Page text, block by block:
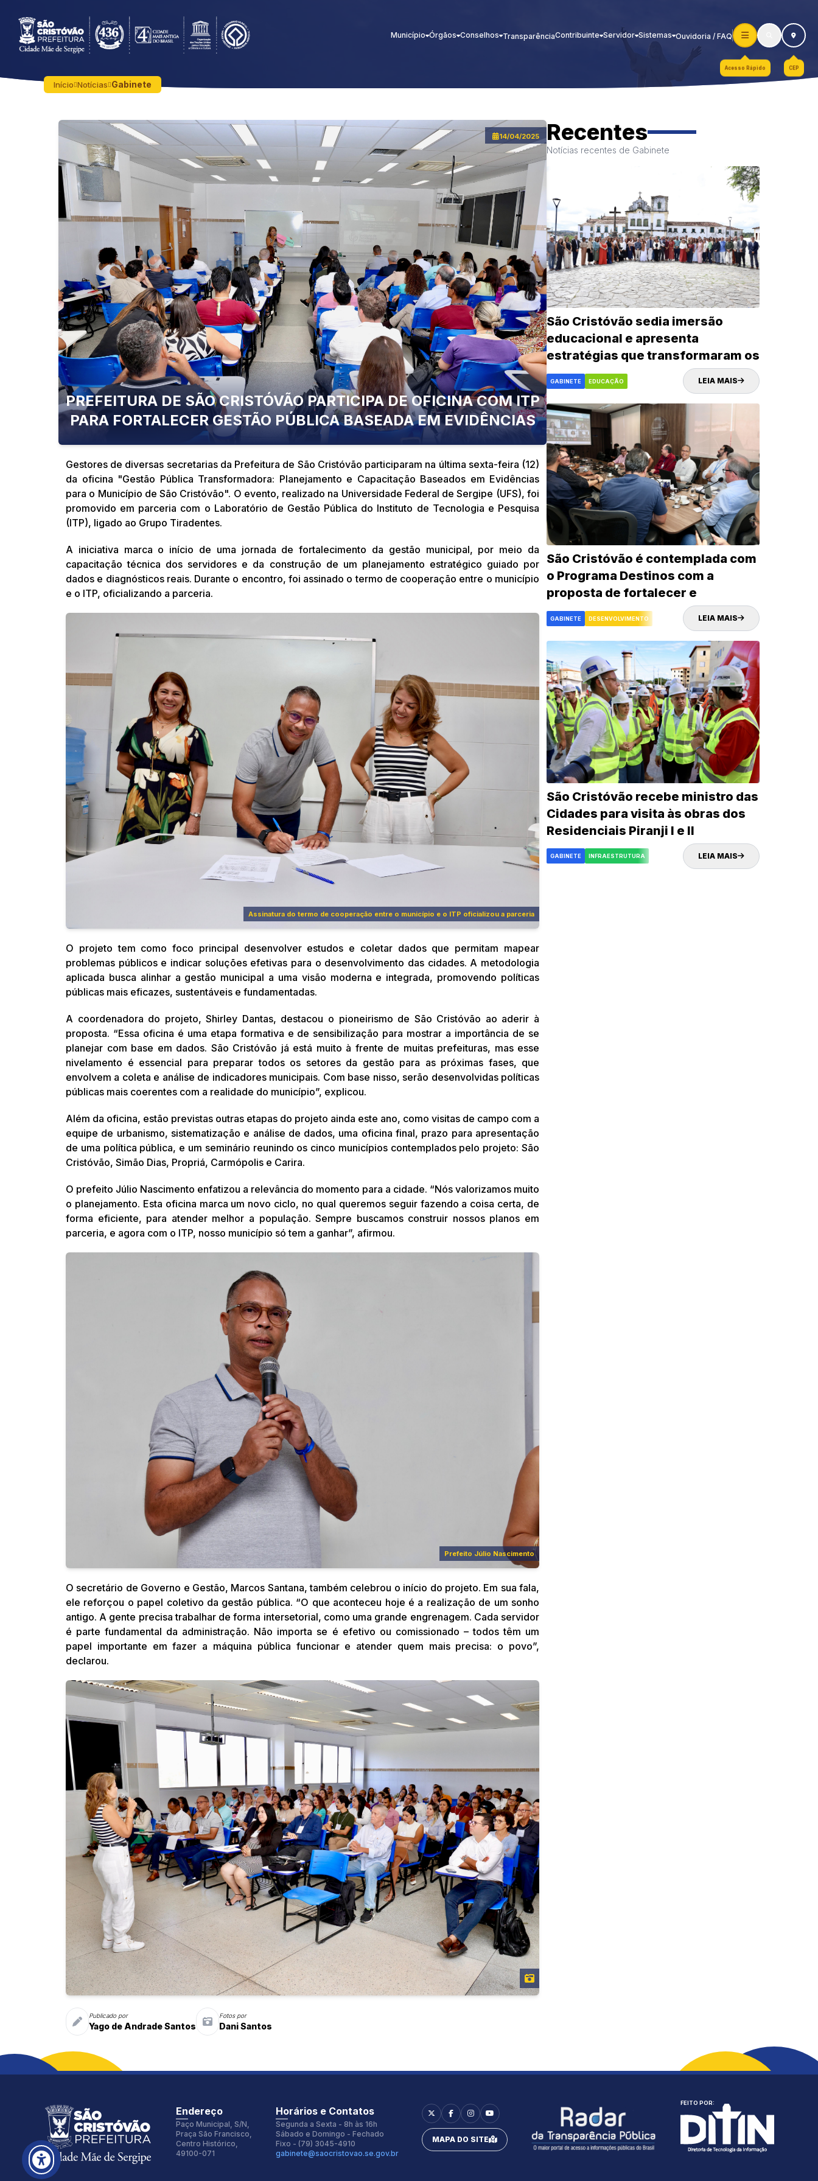
Município Órgãos Conselhos TransparênciaContribuinte Servidor Sistemas Ouvidoria / FAQ
Acesso Rápido CEP
Início Notícias Gabinete
14/04/2025
PREFEITURA DE SÃO CRISTÓVÃO PARTICIPA DE OFICINA COM ITP
PARA FORTALECER GESTÃO PÚBLICA BASEADA EM EVIDÊNCIAS
Gestores de diversas secretarias da Prefeitura de São Cristóvão participaram na última sexta-feira (12)
da oficina "Gestão Pública Transformadora: Planejamento e Capacitação Baseados em Evidências
para o Município de São Cristóvão". O evento, realizado na Universidade Federal de Sergipe (UFS), foi
promovido em parceria com o Laboratório de Gestão Pública do Instituto de Tecnologia e Pesquisa
(ITP), ligado ao Grupo Tiradentes.
A iniciativa marca o início de uma jornada de fortalecimento da gestão municipal, por meio da
capacitação técnica dos servidores e da construção de um planejamento estratégico guiado por
dados e diagnósticos reais. Durante o encontro, foi assinado o termo de cooperação entre o município
e o ITP, oficializando a parceria.
Assinatura do termo de cooperação entre o município e o ITP oficializou a parceria
O projeto tem como foco principal desenvolver estudos e coletar dados que permitam mapear
problemas públicos e indicar soluções efetivas para o desenvolvimento das cidades. A metodologia
aplicada busca alinhar a gestão municipal a uma visão moderna e integrada, promovendo políticas
públicas mais eficazes, sustentáveis e fundamentadas.
A coordenadora do projeto, Shirley Dantas, destacou o pioneirismo de São Cristóvão ao aderir à
proposta. “Essa oficina é uma etapa formativa e de sensibilização para mostrar a importância de se
planejar com base em dados. São Cristóvão já está muito à frente de muitas prefeituras, mas esse
nivelamento é essencial para preparar todos os setores da gestão para as próximas fases, que
envolvem a coleta e análise de indicadores municipais. Com base nisso, serão desenvolvidas políticas
públicas mais coerentes com a realidade do município”, explicou.
Além da oficina, estão previstas outras etapas do projeto ainda este ano, como visitas de campo com a
equipe de urbanismo, sistematização e análise de dados, uma oficina final, prazo para apresentação
de uma política pública, e um seminário reunindo os cinco municípios contemplados pelo projeto: São
Cristóvão, Simão Dias, Propriá, Carmópolis e Carira.
O prefeito Júlio Nascimento enfatizou a relevância do momento para a cidade. “Nós valorizamos muito
o planejamento. Esta oficina marca um novo ciclo, no qual queremos seguir fazendo a coisa certa, de
forma eficiente, para atender melhor a população. Sempre buscamos construir nossos planos em
parceria, e agora com o ITP, nosso município só tem a ganhar”, afirmou.
Prefeito Júlio Nascimento
O secretário de Governo e Gestão, Marcos Santana, também celebrou o início do projeto. Em sua fala,
ele reforçou o papel coletivo da gestão pública. “O que aconteceu hoje é a realização de um sonho
antigo. A gente precisa trabalhar de forma intersetorial, como uma grande engrenagem. Cada servidor
é parte fundamental da administração. Não importa se é efetivo ou comissionado – todos têm um
papel importante em fazer a máquina pública funcionar e atender quem mais precisa: o povo”,
declarou.
Publicado por
Yago de Andrade Santos
Fotos por
Dani Santos
Recentes
Notícias recentes de Gabinete
São Cristóvão sedia imersão
educacional e apresenta
estratégias que transformaram os
indicadores da rede municipal
GABINETE EDUCAÇÃO LEIA MAIS
São Cristóvão é contemplada com
o Programa Destinos com a
proposta de fortalecer e
impulsionar o turismo e
desenvolvimento econômico da
cidade
GABINETE DESENVOLVIMENTO LEIA MAIS
São Cristóvão recebe ministro das
Cidades para visita às obras dos
Residenciais Piranji I e II
GABINETE INFRAESTRUTURA LEIA MAIS
Fonte:
Inter
Tamanho Fonte:
100%
Endereço
Paço Municipal, S/N,
Praça São Francisco,
Centro Histórico,
49100-071
Horários e Contatos
Segunda a Sexta - 8h às 16h
Sábado e Domingo - Fechado
Fixo - (79) 3045-4910
gabinete@saocristovao.se.gov.br
MAPA DO SITE
FEITO POR: